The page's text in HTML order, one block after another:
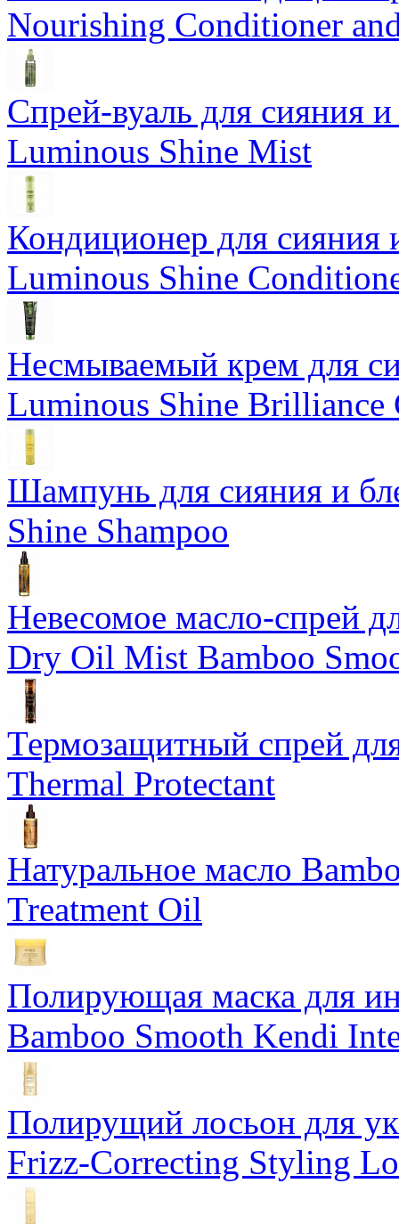
Nourishing Conditioner
Спрей-вуаль для сияния
Luminous Shine Mist
Кондиционер для сияния
Luminous Shine
Несмываемый крем для
Luminous Shine Brilliance
Шампунь для сияния и
Shine Shampoo
Невесомое масло-спрей
Dry Oil Mist Bamboo
Термозащитный спрей
Thermal Protectant
Натуральное масло
Treatment Oil
Полирующая маска для
Bamboo Smooth Kendi
Полирущий лосьон для
Frizz-Correcting Styling